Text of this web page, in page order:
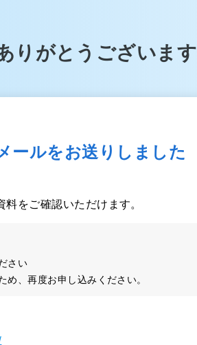
りがとうございます
ールをお送りしました
をご確認いただけます。
さい
、再度お申し込みください。